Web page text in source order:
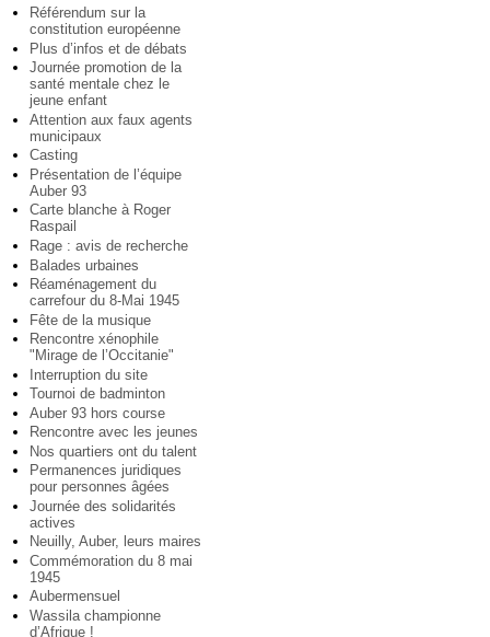
Référendum sur la
constitution européenne
Plus d’infos et de débats
Journée promotion de la
santé mentale chez le
jeune enfant
Attention aux faux agents
municipaux
Casting
Présentation de l’équipe
Auber 93
Carte blanche à Roger
Raspail
Rage : avis de recherche
Balades urbaines
Réaménagement du
carrefour du 8-Mai 1945
Fête de la musique
Rencontre xénophile
"Mirage de l’Occitanie"
Interruption du site
Tournoi de badminton
Auber 93 hors course
Rencontre avec les jeunes
Nos quartiers ont du talent
Permanences juridiques
pour personnes âgées
Journée des solidarités
actives
Neuilly, Auber, leurs maires
Commémoration du 8 mai
1945
Aubermensuel
Wassila championne
d’Afrique !